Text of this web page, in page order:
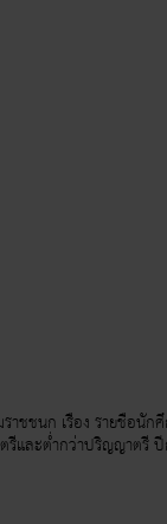
ชชนก เรื่อง รายชื่อนัก
รีและต่ำกว่าปริญญาตรี